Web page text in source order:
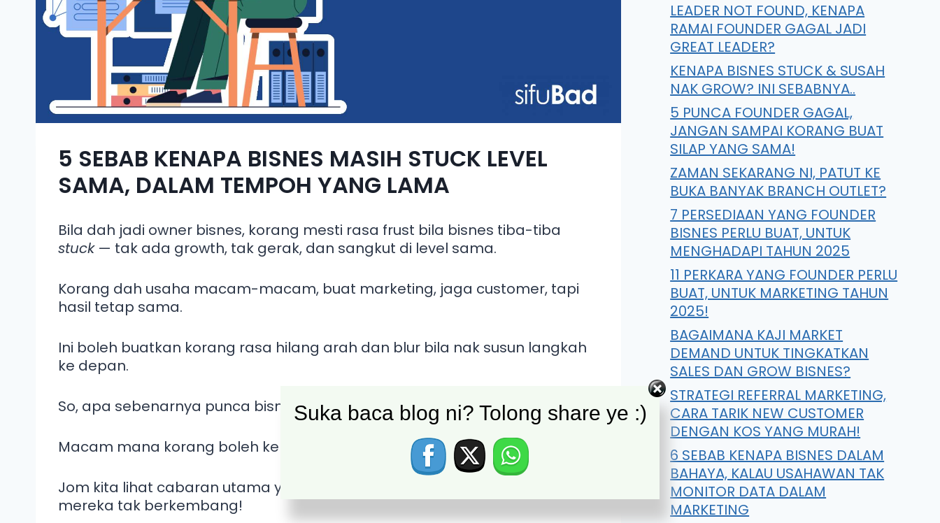
5 SEBAB KENAPA BISNES MASIH STUCK LEVEL
SAMA, DALAM TEMPOH YANG LAMA
Bila dah jadi owner bisnes, korang mesti rasa frust bila bisnes tiba-tiba
stuck— tak ada growth, tak gerak, dan sangkut di level sama.
Korang dah usaha macam-macam, buat marketing, jaga customer, tapi
hasil tetap sama.
Ini boleh buatkan korang rasa hilang arah dan blur bila nak susun langkah
ke depan.
So, apa sebenarnya punca bisnes ni sangkut?
Macam mana korang boleh keluar dari situasi ni?
Jom kita lihat cabaran utama yang founder selalu hadapi bila bisnes
mereka tak berkembang!
LEADER NOT FOUND, KENAPA
RAMAI FOUNDER GAGAL JADI
GREAT LEADER?
KENAPA BISNES STUCK & SUSAH
NAK GROW? INI SEBABNYA..
5 PUNCA FOUNDER GAGAL,
JANGAN SAMPAI KORANG BUAT
SILAP YANG SAMA!
ZAMAN SEKARANG NI, PATUT KE
BUKA BANYAK BRANCH OUTLET?
7 PERSEDIAAN YANG FOUNDER
BISNES PERLU BUAT, UNTUK
MENGHADAPI TAHUN 2025
11 PERKARA YANG FOUNDER PERLU
BUAT, UNTUK MARKETING TAHUN
2025!
BAGAIMANA KAJI MARKET
DEMAND UNTUK TINGKATKAN
SALES DAN GROW BISNES?
STRATEGI REFERRAL MARKETING,
CARA TARIK NEW CUSTOMER
DENGAN KOS YANG MURAH!
6 SEBAB KENAPA BISNES DALAM
BAHAYA, KALAU USAHAWAN TAK
MONITOR DATA DALAM
MARKETING
Suka baca blog ni? Tolong share ye :)